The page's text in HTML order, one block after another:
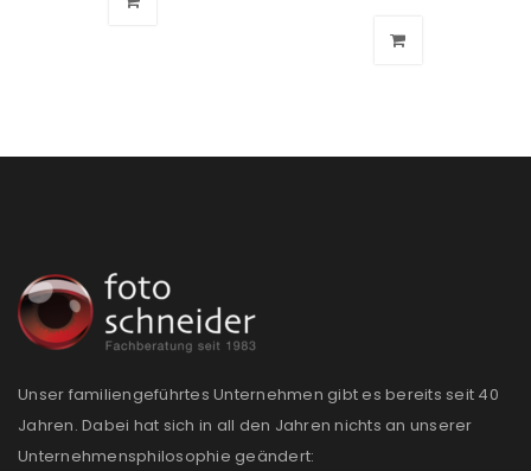
Anmeldeformular geschützt durch
ANMELDEN
PASSWORT VERGESSEN?
Unser familiengeführtes Unternehmen gibt es bereits seit 40
Jahren. Dabei hat sich in all den Jahren nichts an unserer
Unternehmensphilosophie geändert: